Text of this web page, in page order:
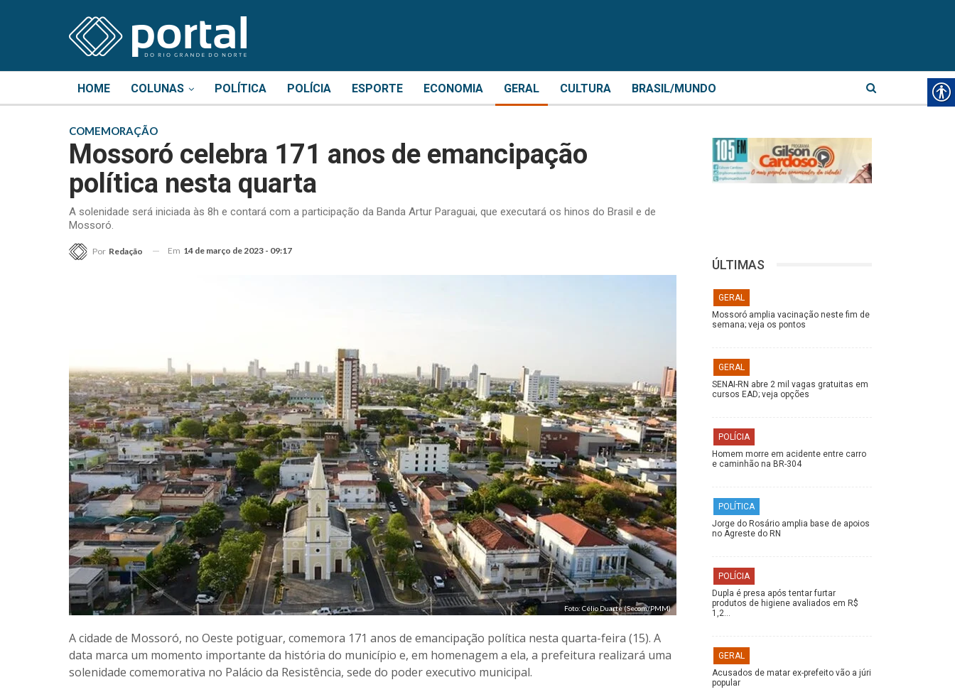
HOME COLUNAS POLÍTICA POLÍCIA ESPORTE ECONOMIA GERAL CULTURA BRASIL/MUNDO
COMEMORAÇÃO
Mossoró celebra 171 anos de emancipação
política nesta quarta
A solenidade será iniciada às 8h e contará com a participação da Banda Artur Paraguai, que executará os hinos do Brasil e de
Mossoró.
Por Redação Em 14 de março de 2023 - 09:17
Foto: Célio Duarte (Secom/PMM)
A cidade de Mossoró, no Oeste potiguar, comemora 171 anos de emancipação política nesta quarta-feira (15). A
data marca um momento importante da história do município e, em homenagem a ela, a prefeitura realizará uma
solenidade comemorativa no Palácio da Resistência, sede do poder executivo municipal.
ÚLTIMAS
GERAL
Mossoró amplia vacinação neste fim de
semana; veja os pontos
GERAL
SENAI-RN abre 2 mil vagas gratuitas em
cursos EAD; veja opções
POLÍCIA
Homem morre em acidente entre carro
e caminhão na BR-304
POLÍTICA
Jorge do Rosário amplia base de apoios
no Agreste do RN
POLÍCIA
Dupla é presa após tentar furtar
produtos de higiene avaliados em R$
1,2…
GERAL
Acusados de matar ex-prefeito vão a júri
popular